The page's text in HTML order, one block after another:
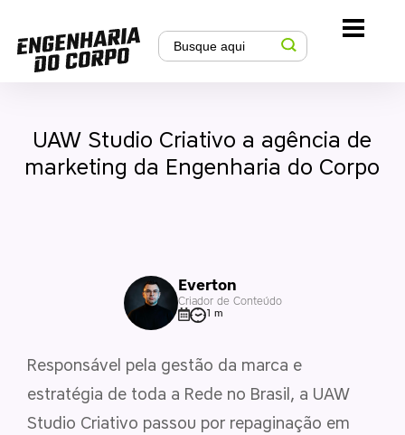
UAW Studio Criativo a agência de
marketing da Engenharia do Corpo
Everton
Criador de Conteúdo
1 m
Responsável pela gestão da marca e
estratégia de toda a Rede no Brasil, a UAW
Studio Criativo passou por repaginação em